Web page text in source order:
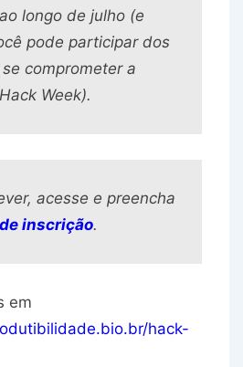
longo de julho (e
pode participar dos
comprometer a
Week).
acesse e preencha
inscrição.
em
hack-